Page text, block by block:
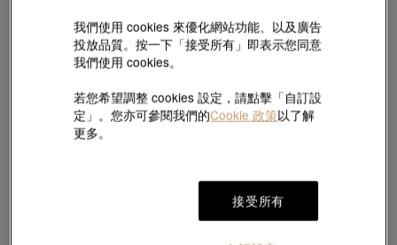
(巳含美國關稅及稅項 )
總克拉重量:
我們使用 cookies 來優化網站功能、以及廣告
投放品質。按一下「接受所有」即表示您同意
我們使用 cookies。
若您希望調整 cookies 設定，請點擊「自訂設
定」。您亦可參閱我們的Cookie 政策以了解
更多。
接受所有